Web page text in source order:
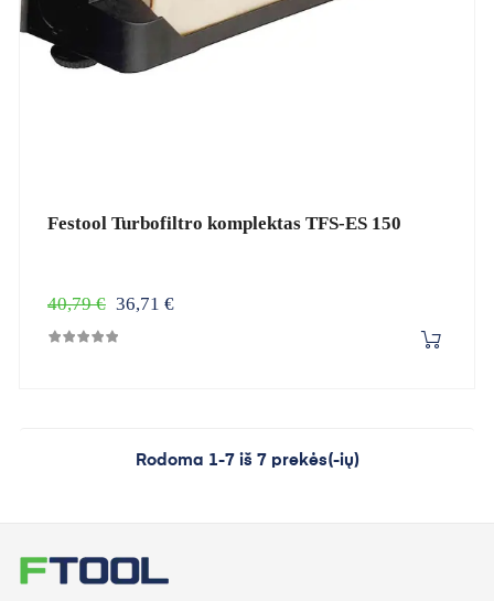
Festool Turbofiltro komplektas TFS-ES 150
Įprasta
kaina
40,79 € Kaina
36,71 €
Rodoma 1-7 iš 7 prekės(-ių)